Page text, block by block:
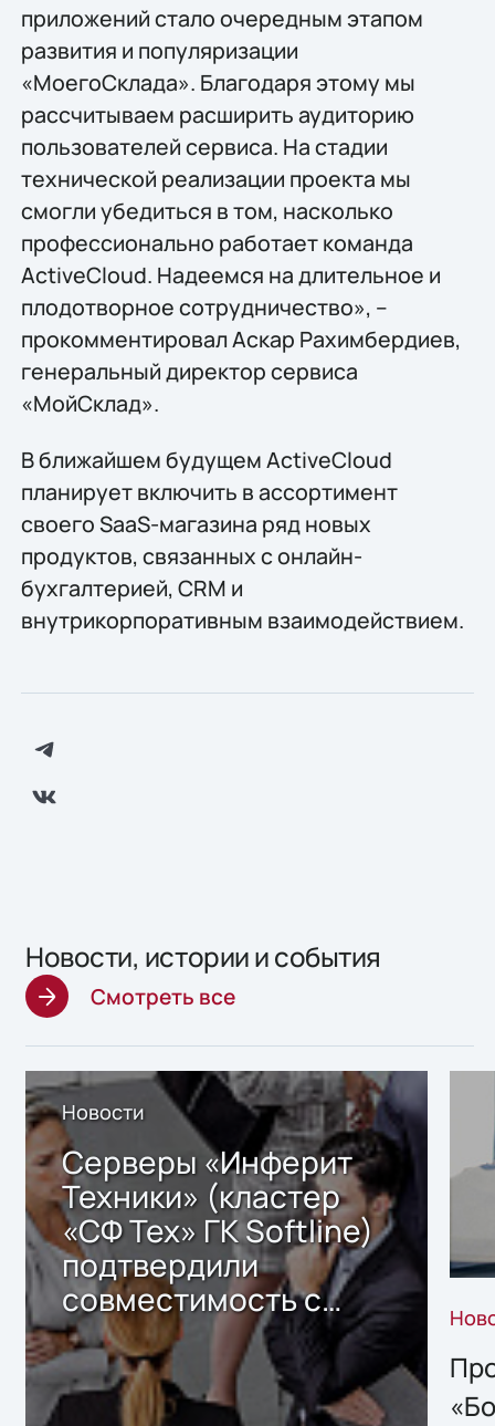
приложений стало очередным этапом
развития и популяризации
«МоегоСклада». Благодаря этому мы
рассчитываем расширить аудиторию
пользователей сервиса. На стадии
технической реализации проекта мы
смогли убедиться в том, насколько
профессионально работает команда
ActiveCloud. Надеемся на длительное и
плодотворное сотрудничество», –
прокомментировал Аскар Рахимбердиев,
генеральный директор сервиса
«МойСклад».
В ближайшем будущем ActiveCloud
планирует включить в ассортимент
своего SaaS-магазина ряд новых
продуктов, связанных с онлайн-
бухгалтерией, CRM и
внутрикорпоративным взаимодействием.
Новости, истории и события
Смотреть все
Новости
Серверы «Инферит
Техники» (кластер
«СФ Тех» ГК Softline)
подтвердили
совместимость с
решением Sharx
Storage 2.x для
хранения данных